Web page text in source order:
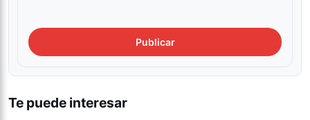
Te puede interesar